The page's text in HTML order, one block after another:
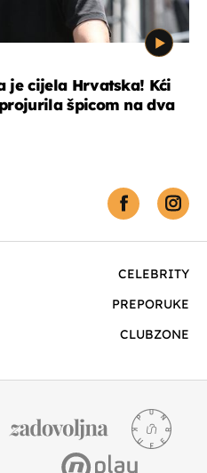
je cijela Hrvatska! Kći
špicom na dva
CELEBRITY
PREPORUKE
CLUBZONE